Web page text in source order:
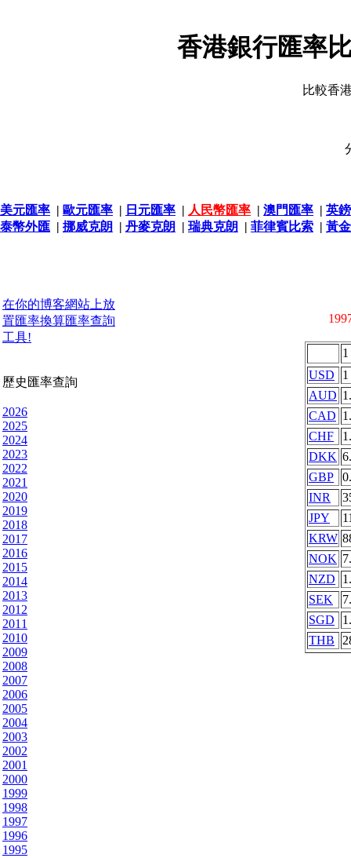
香港銀行匯率
比較香
美元匯率 | 歐元匯率 | 日元匯率 | 人民幣匯率 | 澳門匯率 | 英
泰幣外匯 | 挪威克朗 | 丹麥克朗 | 瑞典克朗 | 菲律賓比索 | 黃
在你的博客網站上放
置匯率換算匯率查詢
工具!
歷史匯率查詢
2026
2025
2024
2023
2022
2021
2020
2019
2018
2017
2016
2015
2014
2013
2012
2011
2010
2009
2008
2007
2006
2005
2004
2003
2002
2001
2000
1999
1998
1997
1996
1995
1
USD
1
AUD
CAD
CHF
DKK
GBP
INR
JPY
KRW
NOK
NZD
SEK
SGD
THB